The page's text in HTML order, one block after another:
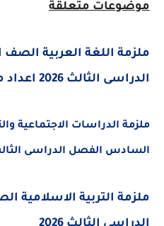
موضوعات متعلقة
ملزمة اللغة العربية
الدراسى الثالث 2026 اعداد منصة NOLOGIA
ملزمة الدراسات الاجتماعية
السادس الفصل الدراسى الثالث
ملزمة التربية